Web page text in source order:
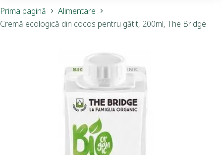
Prima pagină
Alimentare
Cremă ecologică din cocos pentru gătit, 200ml, The Bridge